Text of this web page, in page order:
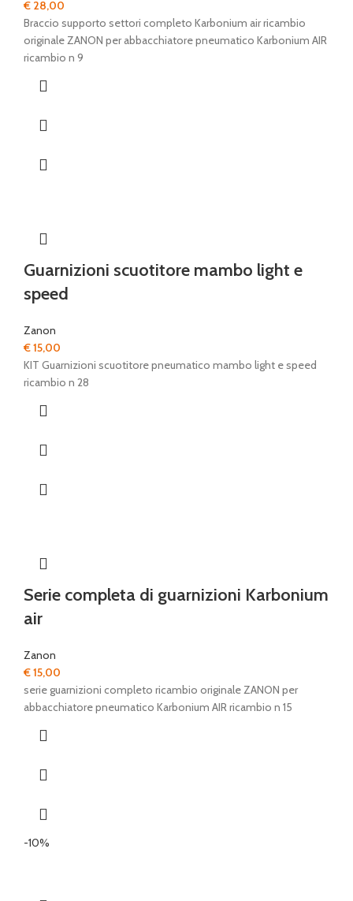
€ 28,00
Braccio supporto settori completo Karbonium air ricambio
originale ZANON per abbacchiatore pneumatico Karbonium AIR
ricambio n 9
Guarnizioni scuotitore mambo light e
speed
Zanon
€15,00
KIT Guarnizioni scuotitore pneumatico mambo light e speed
ricambio n 28
Serie completa di guarnizioni Karbonium
air
Zanon
€15,00
serie guarnizioni completo ricambio originale ZANON per
abbacchiatore pneumatico Karbonium AIR ricambio n 15
-10%